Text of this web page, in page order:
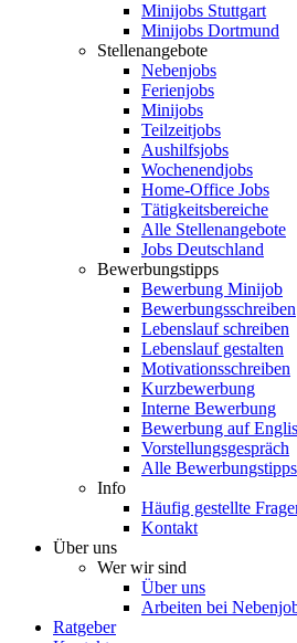
Minijobs Stuttgart
Minijobs Dortmund
Stellenangebote
Nebenjobs
Ferienjobs
Minijobs
Teilzeitjobs
Aushilfsjobs
Wochenendjobs
Home-Office Jobs
Tätigkeitsbereiche
Alle Stellenangebote
Jobs Deutschland
Bewerbungstipps
Bewerbung Minijob
Bewerbungsschreiben
Lebenslauf schreiben
Lebenslauf gestalten
Motivationsschreiben
Kurzbewerbung
Interne Bewerbung
Bewerbung auf
Vorstellungsgespräch
Alle Bewerbungstipps
Info
Häufig gestellte
Kontakt
Über uns
Wer wir sind
Über uns
Arbeiten bei
Ratgeber